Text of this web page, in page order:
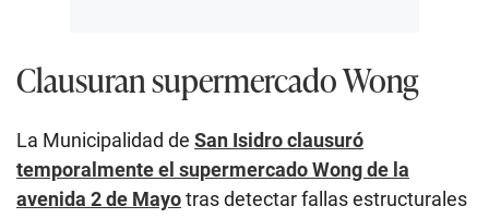
Clausuran supermercado Wong
La Municipalidad de San Isidro clausuró
temporalmente el supermercado Wong de la
avenida 2 de Mayotras detectar fallas estructurales